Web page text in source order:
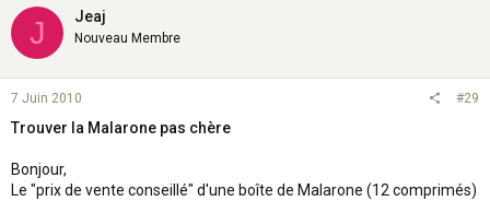
J Jeaj
Nouveau Membre
7 Juin 2010 #29
Trouver la Malarone pas chère
Bonjour,
Le "prix de vente conseillé" d'une boîte de Malarone (12 comprimés)